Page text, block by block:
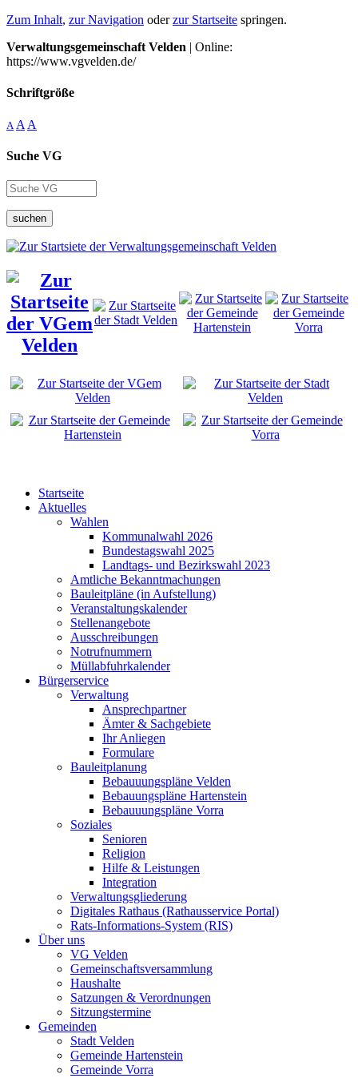
Zum Inhalt, zur Navigation oderzur Startseite springen.
Verwaltungsgemeinschaft Velden | Online:
https://www.vgvelden.de/
Schriftgröße
A A A
Suche VG
suchen
Startseite
Aktuelles
Wahlen
Kommunalwahl 2026
Bundestagswahl 2025
Landtags- und Bezirkswahl 2023
Amtliche Bekanntmachungen
Bauleitpläne (in Aufstellung)
Veranstaltungskalender
Stellenangebote
Ausschreibungen
Notrufnummern
Müllabfuhrkalender
Bürgerservice
Verwaltung
Ansprechpartner
Ämter & Sachgebiete
Ihr Anliegen
Formulare
Bauleitplanung
Bebauuungspläne Velden
Bebauungspläne Hartenstein
Bebauuungspläne Vorra
Soziales
Senioren
Religion
Hilfe & Leistungen
Integration
Verwaltungsgliederung
Digitales Rathaus (Rathausservice Portal)
Rats-Informations-System (RIS)
Über uns
VG Velden
Gemeinschaftsversammlung
Haushalte
Satzungen & Verordnungen
Sitzungstermine
Gemeinden
Stadt Velden
Gemeinde Hartenstein
Gemeinde Vorra